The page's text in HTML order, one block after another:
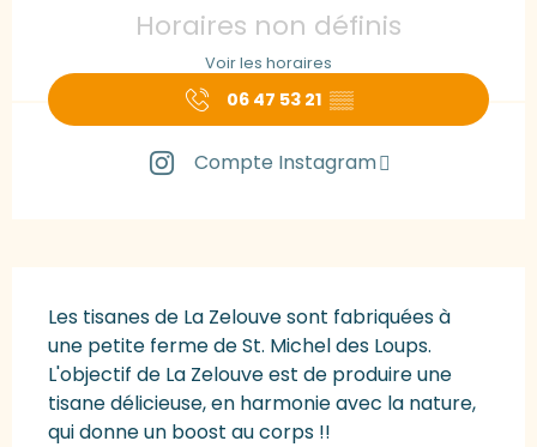
Horaires non définis
Voir les horaires
06 47 53 21 ▒▒
Compte Instagram
Les tisanes de La Zelouve sont fabriquées à
une petite ferme de St. Michel des Loups.
L'objectif de La Zelouve est de produire une
tisane délicieuse, en harmonie avec la nature,
qui donne un boost au corps !!